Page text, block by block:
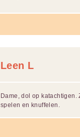
Leen L
Dame, dol op katachtigen.
spelen en knuffelen.